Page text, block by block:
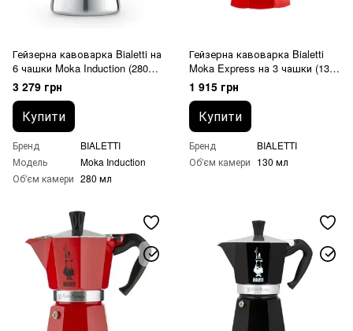
Гейзерна кавоварка Bialetti на
6 чашки Moka Induction (280
мл) чорна
3 279 грн
Купити
Бренд
BIALETTI
Модель
Moka Induction
Об'єм камери 280 мл
Гейзерна кавоварка Bialetti
Moka Express на 3 чашки (130
мл) Червона
1 915 грн
Купити
Бренд
BIALETTI
Об'єм камери 130 мл